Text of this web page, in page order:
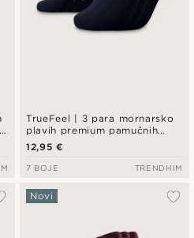
TrueFeel | 3 para mornarsko
plavih premium pamučnih
čarapa do gležnja
12,95 €
7 BOJE TRENDHIM
Novi